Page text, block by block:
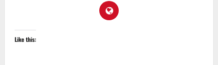
Like this: